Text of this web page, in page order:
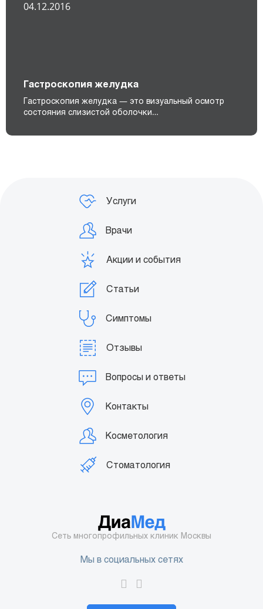
04.12.2016
Гастроскопия желудка
Гастроскопия желудка — это визуальный осмотр
состояния слизистой оболочки…
Услуги
Врачи
Акции и события
Статьи
Симптомы
Отзывы
Вопросы и ответы
Контакты
Косметология
Стоматология
Сеть многопрофильных клиник Москвы
Мы в социальных сетях